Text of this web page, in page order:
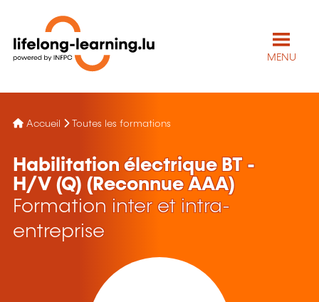
MENU
Accueil Toutes les formations
Habilitation électrique BT -
H/V (Q) (Reconnue AAA)
Formation inter et intra-
entreprise